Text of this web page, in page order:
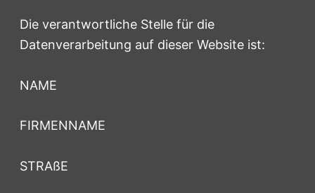
Die verantwortliche Stelle für die
Datenverarbeitung auf dieser Website ist:
NAME
FIRMENNAME
STRAßE